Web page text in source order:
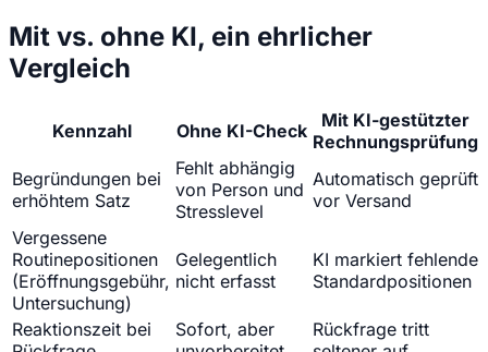
Mit vs. ohne KI, ein ehrlicher
Vergleich
Kennzahl Ohne KI-Check
Mit KI-gestützter
Rechnungsprüfung
Begründungen bei
erhöhtem Satz
Fehlt abhängig
von Person und
Stresslevel
Automatisch geprüft
vor Versand
Vergessene
Routinepositionen
(Eröffnungsgebühr,
Untersuchung)
Gelegentlich
nicht erfasst
KI markiert fehlende
Standardpositionen
Reaktionszeit bei
Sofort, aber
Rückfrage tritt